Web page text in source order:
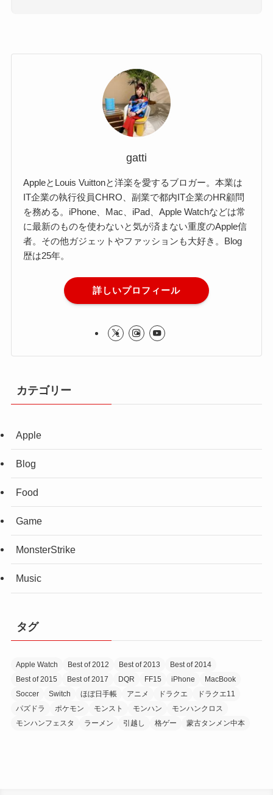
gatti
AppleとLouis Vuittonと洋楽を愛するブロガー。本業は
IT企業の執行役員CHRO、副業で都内IT企業のHR顧問
を務める。iPhone、Mac、iPad、Apple Watchなどは常
に最新のものを使わないと気が済まない重度のApple信
者。その他ガジェットやファッションも大好き。Blog
歴は25年。
詳しいプロフィール
カテゴリー
Apple
Blog
Food
Game
MonsterStrike
Music
タグ
Apple Watch Best of 2012 Best of 2013
Best of 2014
Best of 2015
Best of 2017 DQR FF15 iPhone
MacBook
Soccer
Switch ほぼ日手帳 アニメ ドラクエ
ドラクエ11
パズドラ
ポケモン モンスト モンハン
モンハンクロス
モンハンフェスタ
ラーメン 引越し 格ゲー 蒙古タンメン中本